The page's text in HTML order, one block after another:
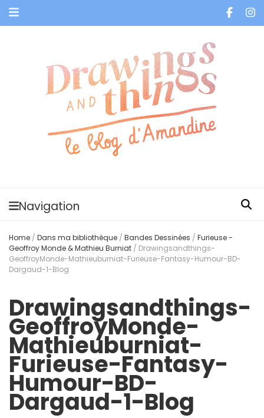
Navigation
Home / Dans ma bibliothèque / Bandes Dessinées / Furieuse -
Geoffroy Monde & Mathieu Burniat / Drawingsandthings-
GeoffroyMonde-Mathieuburniat-Furieuse-Fantasy-Humour-BD-
Dargaud-1-Blog
Drawingsandthings-
GeoffroyMonde-
Mathieuburniat-
Furieuse-Fantasy-
Humour-BD-
Dargaud-1-Blog